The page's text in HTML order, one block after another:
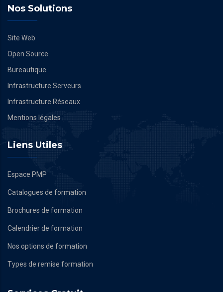
Nos Solutions
Site Web
Open Source
Bureautique
Infrastructure Serveurs
Infrastructure Réseaux
Mentions légales
Liens Utiles
Espace PMP
Catalogues de formation
Brochures de formation
Calendrier de formation
Nos options de formation
Types de remise formation